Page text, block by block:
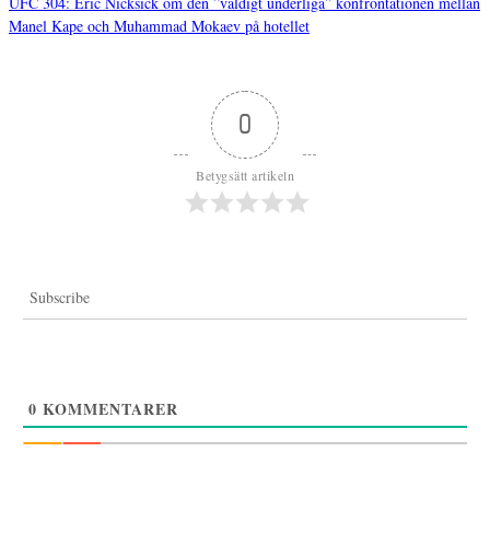
Inläggsnavigering
Manel Kape och Muhammad Mokaev på hotellet
0
Betygsätt artikeln
Subscribe
0 KOMMENTARER